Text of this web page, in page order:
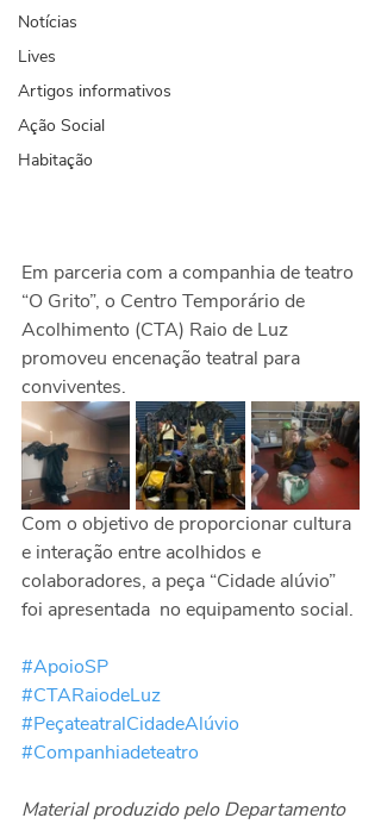
Notícias
Lives
Artigos informativos
Ação Social
Habitação
Em parceria com a companhia de teatro
“O Grito”, o Centro Temporário de
Acolhimento (CTA) Raio de Luz
promoveu encenação teatral para
conviventes.
Com o objetivo de proporcionar cultura
e interação entre acolhidos e
colaboradores, a peça “Cidade alúvio”
foi apresentada  no equipamento social.
#ApoioSP
#CTARaiodeLuz
#PeçateatralCidadeAlúvio
#Companhiadeteatro
Material produzido pelo Departamento